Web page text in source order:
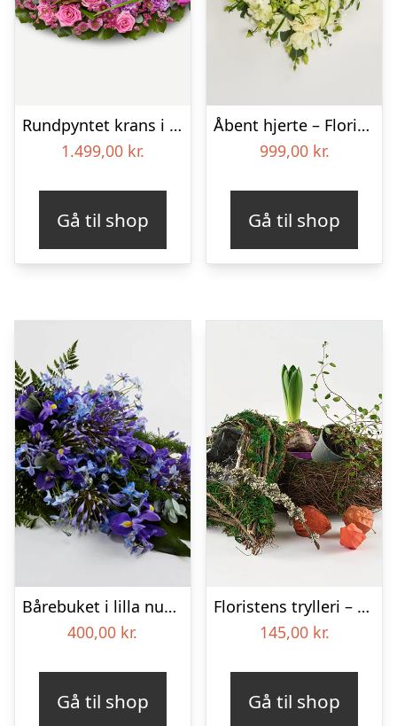
Rundpyntet krans i klassisk stil – pink
1.499,00 kr.
Gå til shop
Åbent hjerte – Floristens kreative valg
999,00 kr.
Gå til shop
Bårebuket i lilla nuancer – Blomster til begravelse
400,00 kr.
Gå til shop
Floristens trylleri – gravpynt – Blomster til begravelse
145,00 kr.
Gå til shop